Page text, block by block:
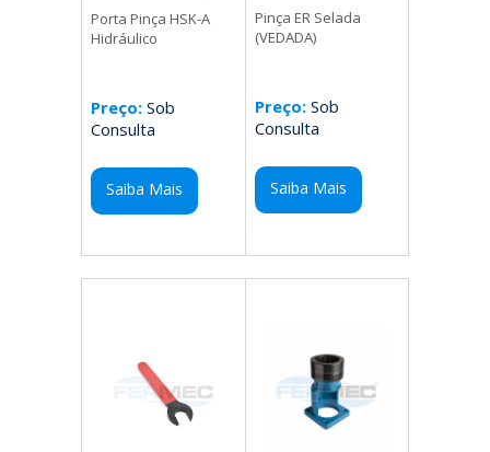
Porta Pinça HSK-A
Hidráulico
Preço: Sob
Consulta
Saiba Mais
Pinça ER Selada
(VEDADA)
Preço:Sob
Consulta
Saiba Mais